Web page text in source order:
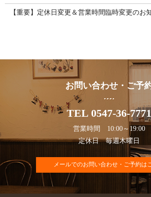
【重要】定休日変更＆営業時間臨時変更のお
お問い合わせ・ご予
TEL 0547-36-7771
営業時間 10:00～19:00
定休日 毎週木曜日
メールでのお問い合わせ・ご予約は